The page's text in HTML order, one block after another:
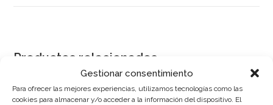
Gestionar consentimiento
Para ofrecer las mejores experiencias, utilizamos tecnologías como las
cookies para almacenar y/o acceder a la información del dispositivo. El
Productos relacionados